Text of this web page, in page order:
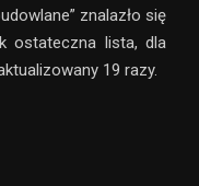
znalazło się
ostateczna lista, dla
19 razy.